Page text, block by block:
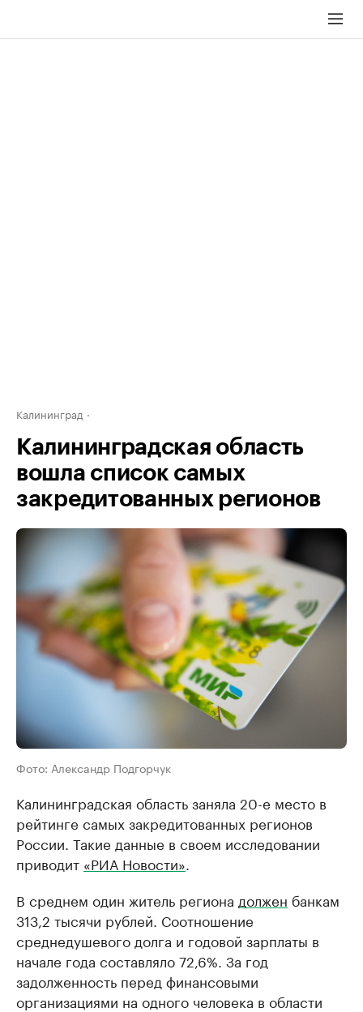
Калининград
Калининградская область
вошла список самых
закредитованных регионов
Фото: Александр Подгорчук
Калининградская область заняла 20-е место в
рейтинге самых закредитованных регионов
России. Такие данные в своем исследовании
приводит «РИА Новости»
В среднем один житель региона должен банкам
313,2 тысячи рублей. Соотношение
среднедушевого долга и годовой зарплаты в
начале года составляло 72,6%. За год
задолженность перед финансовыми
организациями на одного человека в области